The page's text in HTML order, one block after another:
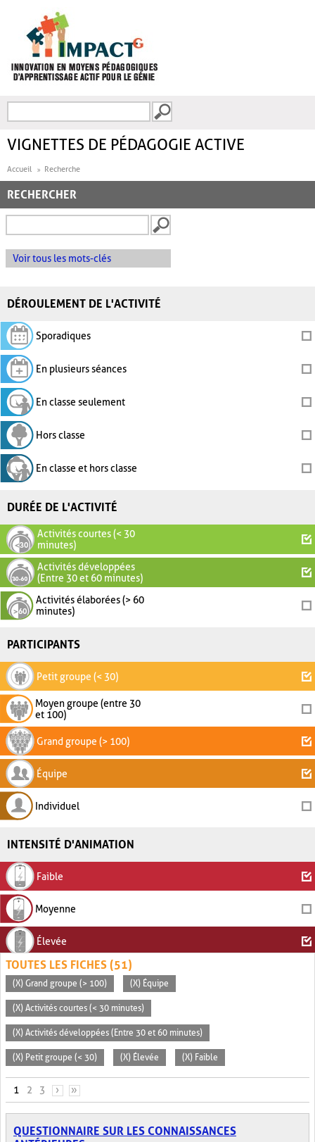
FORMULAIRE DE
VIGNETTES DE PÉDAGOGIE ACTIVE
Accueil Recherche
RECHERCHER
Voir tous les mots-clés
DÉROULEMENT DE L'ACTIVITÉ
Sporadiques
En plusieurs séances
En classe seulement
Hors classe
En classe et hors classe
DURÉE DE L'ACTIVITÉ
Activités courtes (< 30
minutes)
Activités développées
(Entre 30 et 60 minutes)
Activités élaborées (> 60
minutes)
PARTICIPANTS
Petit groupe (< 30)
Moyen groupe (entre 30
et 100)
Grand groupe (> 100)
Équipe
Individuel
INTENSITÉ D'ANIMATION
Faible
Moyenne
Élevée
TOUTES LES FICHES (51)
(X) Grand groupe (> 100) (X) Équipe
(X) Activités courtes (< 30 minutes)
(X) Activités développées (Entre 30 et 60 minutes)
(X) Petit groupe (< 30) (X) Élevée (X) Faible
PAGES
1 2 3 › »
QUESTIONNAIRE SUR LES CONNAISSANCES